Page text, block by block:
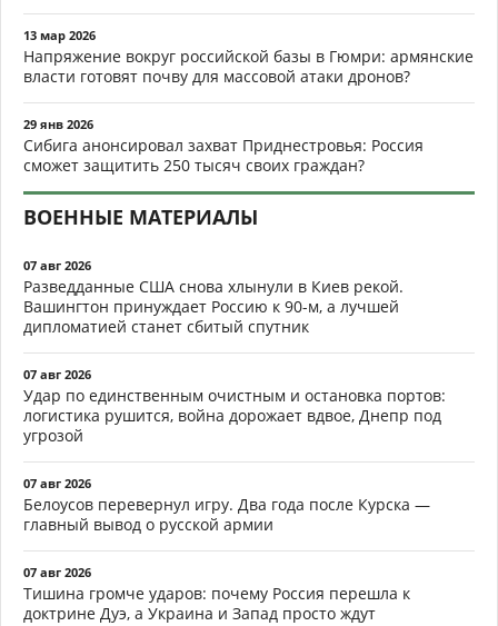
13 мар 2026
Напряжение вокруг российской базы в Гюмри: армянские
власти готовят почву для массовой атаки дронов?
29 янв 2026
Сибига анонсировал захват Приднестровья: Россия
сможет защитить 250 тысяч своих граждан?
ВОЕННЫЕ МАТЕРИАЛЫ
07 авг 2026
Разведданные США снова хлынули в Киев рекой.
Вашингтон принуждает Россию к 90-м, а лучшей
дипломатией станет сбитый спутник
07 авг 2026
Удар по единственным очистным и остановка портов:
логистика рушится, война дорожает вдвое, Днепр под
угрозой
07 авг 2026
Белоусов перевернул игру. Два года после Курска —
главный вывод о русской армии
07 авг 2026
Тишина громче ударов: почему Россия перешла к
доктрине Дуэ, а Украина и Запад просто ждут